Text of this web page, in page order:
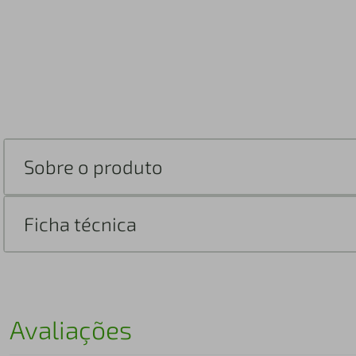
Sobre o produto
Ficha técnica
Avaliações